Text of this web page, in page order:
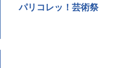
パリコレッ！芸術祭